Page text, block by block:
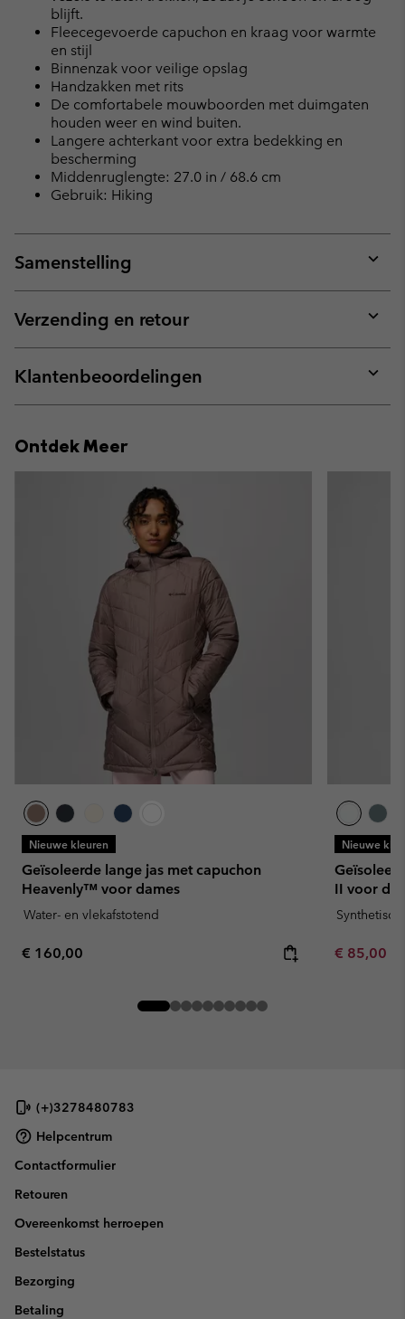
blijft.
Fleecegevoerde capuchon en kraag voor warmte
en stijl
Binnenzak voor veilige opslag
Handzakken met rits
De comfortabele mouwboorden met duimgaten
houden weer en wind buiten.
Langere achterkant voor extra bedekking en
bescherming
Middenruglengte: 27.0 in / 68.6 cm
Gebruik: Hiking
Samenstelling
or
Verzending en retour
or
Klantenbeoordelingen
or
Ontdek Meer
Nieuwe kleuren
Geïsoleerde lange jas met capuchon
Heavenly™ voor dames
Water- en vlekafstotend
Regular price:
€ 160,00
Nieuwe
II voor
Minimum
€ 85,00
(+)3278480783
Helpcentrum
Contactformulier
Retouren
Overeenkomst herroepen
Bestelstatus
Bezorging
Betaling